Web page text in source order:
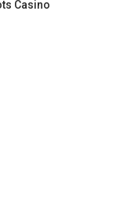
Casino